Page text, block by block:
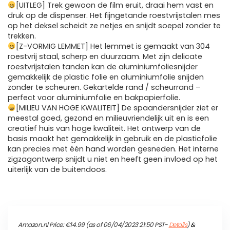
[UITLEG] Trek gewoon de film eruit, draai hem vast en
druk op de dispenser. Het fijngetande roestvrijstalen mes
op het deksel scheidt ze netjes en snijdt soepel zonder te
trekken.
[Z-VORMIG LEMMET] Het lemmet is gemaakt van 304
roestvrij staal, scherp en duurzaam. Met zijn delicate
roestvrijstalen tanden kan de aluminiumfoliesnijder
gemakkelijk de plastic folie en aluminiumfolie snijden
zonder te scheuren. Gekartelde rand / scheurrand –
perfect voor aluminiumfolie en bakpapierfolie.
[MILIEU VAN HOGE KWALITEIT] De spaandersnijder ziet er
meestal goed, gezond en milieuvriendelijk uit en is een
creatief huis van hoge kwaliteit. Het ontwerp van de
basis maakt het gemakkelijk in gebruik en de plasticfolie
kan precies met één hand worden gesneden. Het interne
zigzagontwerp snijdt u niet en heeft geen invloed op het
uiterlijk van de buitendoos.
Amazon.nl Price:€14.99(as of 06/04/2023 21:50 PST-Details)&